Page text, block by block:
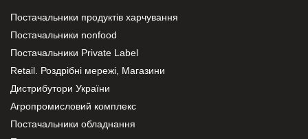
Постачальники продуктів харчування
Постачальники nonfood
Постачальники Private Label
Retail. Роздрібні мережі, Магазини
Дистрибутори України
Агропромисловий комплекс
Постачальники обладнання